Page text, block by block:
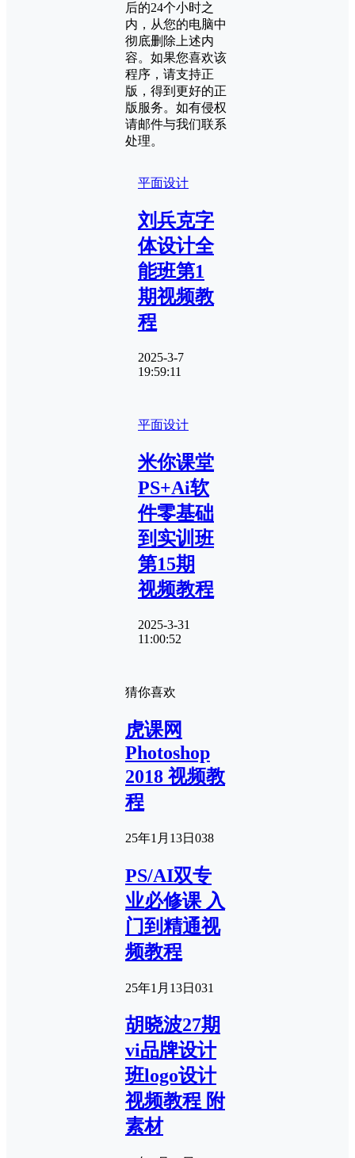
后的24个小时之
内，从您的电脑中
彻底删除上述内
容。如果您喜欢该
程序，请支持正
版，得到更好的正
版服务。如有侵权
请邮件与我们联系
处理。
平面设计
刘兵克字
体设计全
能班第1
期视频教
程
2025-3-7
19:59:11
平面设计
米你课堂
PS+Ai软
件零基础
到实训班
第15期
视频教程
2025-3-31
11:00:52
猜你喜欢
虎课网
Photoshop
2018 视频教
程
25年1月13日 038
PS/AI双专
业必修课 入
门到精通视
频教程
25年1月13日 031
胡晓波27期
vi品牌设计
班logo设计
视频教程 附
素材